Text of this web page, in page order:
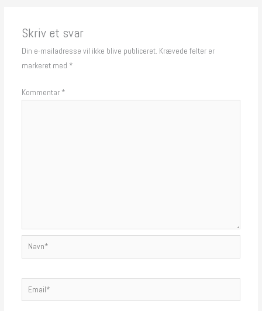
Skriv et svar
Din e-mailadresse vil ikke blive publiceret. Krævede felter er
markeret med *
Kommentar *
Navn*
Email*